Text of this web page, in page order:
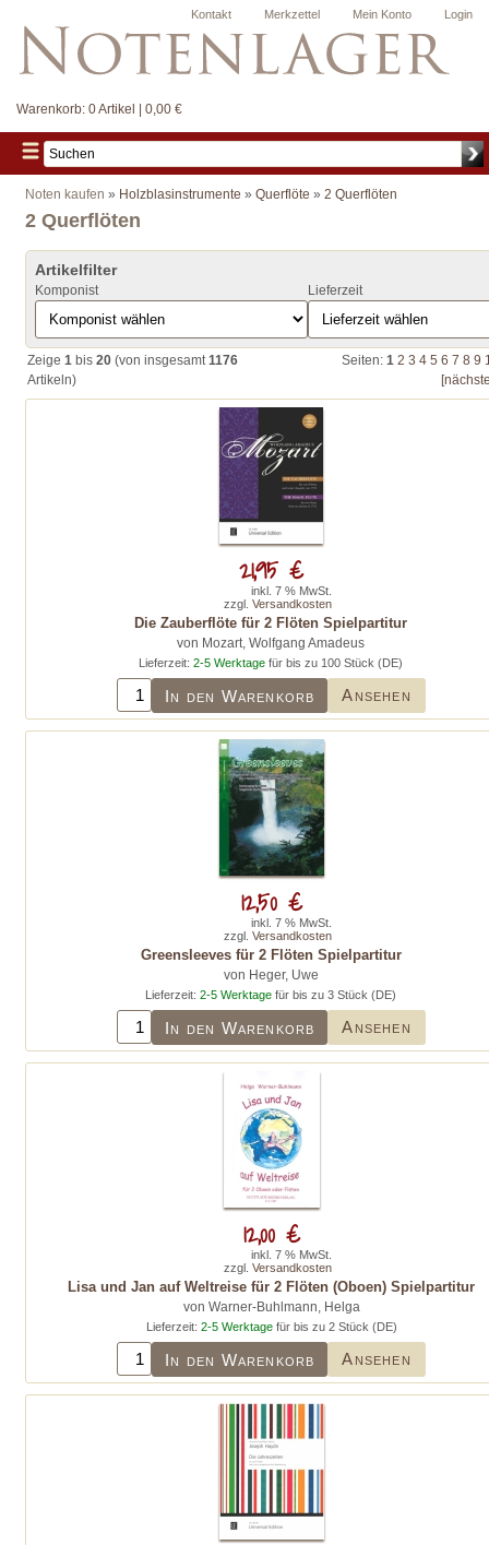
Login
Mein Konto
Merkzettel
Kontakt
Warenkorb: 0 Artikel | 0,00 €
Noten kaufen » Holzblasinstrumente » Querflöte » 2 Querflöten
2 Querflöten
Artikelfilter
Komponist Lieferzeit
Zeige 1 bis 20 (von insgesamt1176
Artikeln)
Seiten: 1 2 3 4 5 6 7 8 9
Die Zauberflöte für 2 Flöten Spielpartitur
von Mozart, Wolfgang Amadeus
Lieferzeit:2-5 Werktage für bis zu 100 Stück (DE)
In den Warenkorb Ansehen
21,95 €
inkl. 7 % MwSt.
zzgl. Versandkosten
Greensleeves für 2 Flöten Spielpartitur
von Heger, Uwe
Lieferzeit:2-5 Werktage für bis zu 3 Stück (DE)
In den Warenkorb Ansehen
12,50 €
inkl. 7 % MwSt.
zzgl. Versandkosten
Lisa und Jan auf Weltreise für 2 Flöten (Oboen) Spielpartitur
von Warner-Buhlmann, Helga
Lieferzeit: 2-5 Werktagefür bis zu 2 Stück (DE)
In den Warenkorb Ansehen
12,00 €
inkl. 7 % MwSt.
zzgl. Versandkosten